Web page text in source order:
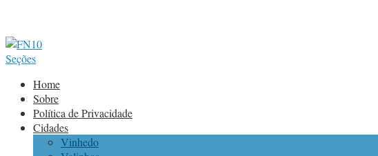
Seções
Home
Sobre
Política de Privacidade
Cidades
Vinhedo